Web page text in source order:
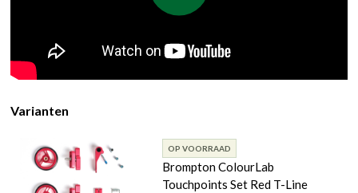
Varianten
OP VOORRAAD
Brompton ColourLab
Touchpoints Set Red T-Line